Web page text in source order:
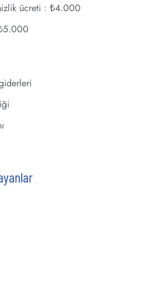
ücreti : ₺4.000